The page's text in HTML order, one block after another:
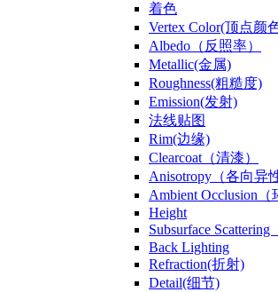
着色
Vertex Color(顶点颜
Albedo（反照率）
Metallic(金属)
Roughness(粗糙度)
Emission(发射)
法线贴图
Rim(边缘)
Clearcoat（清漆）
Anisotropy（各向异
Ambient Occlusion（
Height
Subsurface Scattering
Back Lighting
Refraction(折射)
Detail(细节)